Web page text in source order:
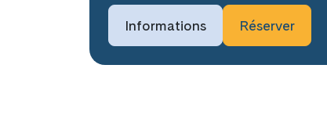
Informations Réserver